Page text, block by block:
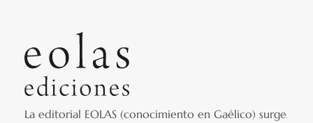
La editorial EOLAS (conocimiento en Gaélico) surge